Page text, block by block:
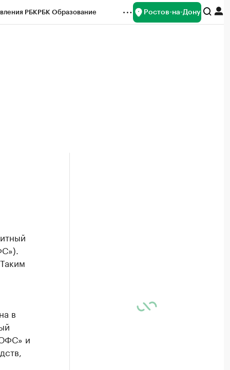
РБКРБК Образование Ростов-на-Дону
в
и